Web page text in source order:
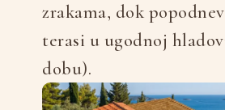
zrakama, dok
terasi u ugodnoj
dobu).